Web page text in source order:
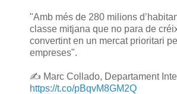
"Amb més de 280 milions
classe mitjana que no para de
convertint en un mercat prioritari
empreses".
✍️ Marc Collado, Departament
https://t.co/pBqvM8GM2Q